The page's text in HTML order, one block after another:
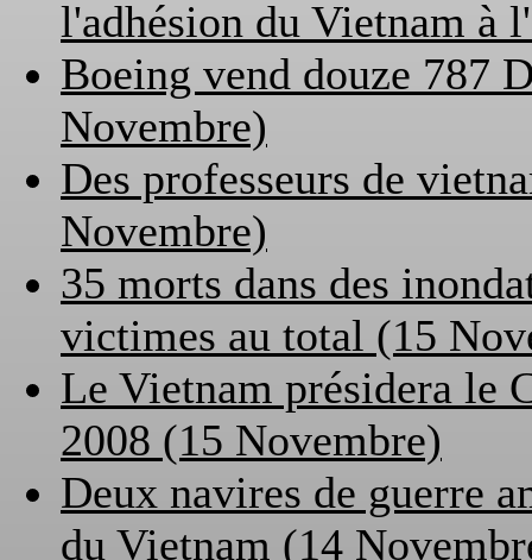
l'adhésion du Vietnam à
Boeing vend douze 787
Novembre)
Des professeurs de
Novembre)
35 morts dans des
victimes au total (15
Le Vietnam présidera le
2008 (15 Novembre)
Deux navires de guerre
du Vietnam (14